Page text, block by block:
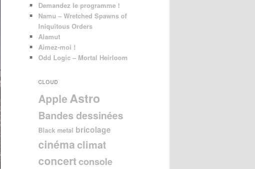
Demandez le programme !
Namu – Wretched Spawns of
Iniquitous Orders
Alamut
Aimez-moi !
Odd Logic – Mortal Heirloom
CLOUD
Apple Astro
Bandes dessinées
Black metal bricolage
cinéma climat
concertconsole